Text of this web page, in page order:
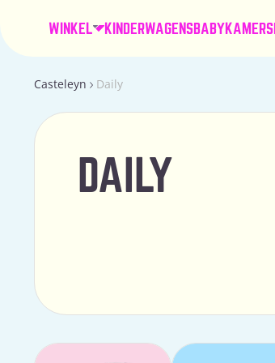
WINKEL KINDERWAGENSBABYKAMERS
Casteleyn Daily
DAILY